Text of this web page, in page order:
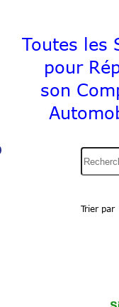
les
son
Trier